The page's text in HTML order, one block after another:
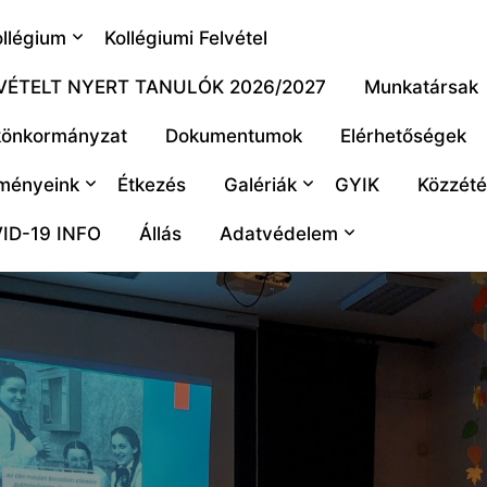
Kollégiumi Felvétel
NYERT TANULÓK 2026/2027 Munkatársak
Dokumentumok Elérhetőségek
Étkezés Galériák GYIK
19 INFO Állás Adatvédelem